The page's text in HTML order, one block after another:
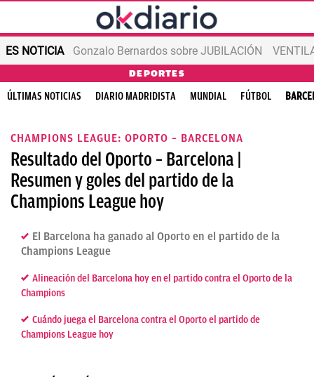
ES NOTICIA Gonzalo Bernardos sobre JUBILACIÓN
DEPORTES
ÚLTIMAS NOTICIAS DIARIO MADRIDISTA MUNDIAL FÚTBOL
CHAMPIONS LEAGUE: OPORTO – BARCELONA
Resultado del Oporto – Barcelona |
Resumen y goles del partido de la
Champions League hoy
El Barcelona ha ganado al Oporto en el partido de la
Champions League
Alineación del Barcelona hoy en el partido contra el Oporto de la
Champions
Cuándo juega el Barcelona contra el Oporto el partido de
Champions League hoy